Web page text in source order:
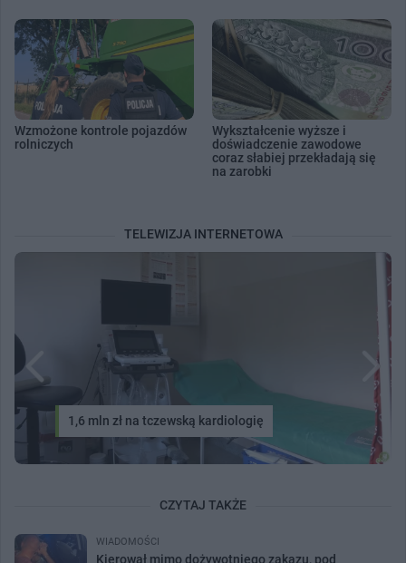
Wzmożone kontrole pojazdów
rolniczych
Wykształcenie wyższe i
doświadczenie zawodowe
coraz słabiej przekładają się
na zarobki
TELEWIZJA INTERNETOWA
1,6 mln zł na tczewską kardiologię
CZYTAJ TAKŻE
WIADOMOŚCI
Kierował mimo dożywotniego zakazu, pod